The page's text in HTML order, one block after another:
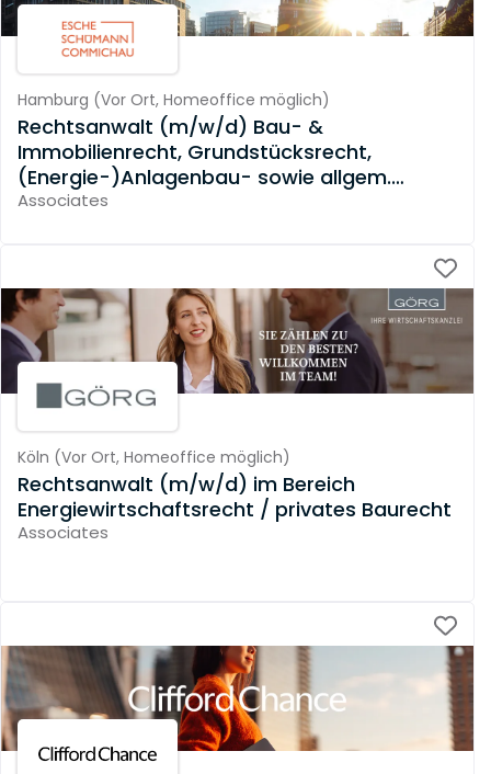
Hamburg (Vor Ort, Homeoffice möglich)
Rechtsanwalt (m/w/d) Bau- &
Immobilienrecht, Grundstücksrecht,
(Energie-)Anlagenbau- sowie allgem.
Vertragsrecht
Associates
Köln (Vor Ort, Homeoffice möglich)
Rechtsanwalt (m/w/d) im Bereich
Energiewirtschaftsrecht / privates Baurecht
Associates